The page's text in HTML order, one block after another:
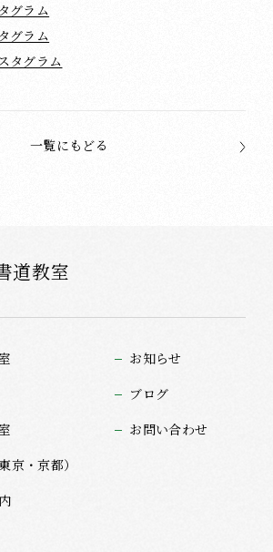
グラム
グラム
タグラム
一覧にもどる
道教室
京・京都）
お知らせ
ブログ
お問い合わせ